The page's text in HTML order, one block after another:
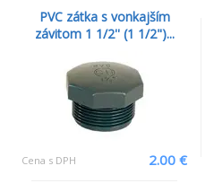
PVC zátka s vonkajším
závitom 1 1/2'' (1 1/2")...
Cena s DPH 2.00 €